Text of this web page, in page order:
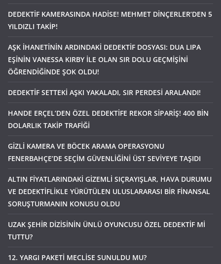
DEDEKTİF KAMERASINDA HADİSE! MEHMET DİNÇERLER’DEN 5
YILDIZLI TAKİP!
AŞK İHANETİNİN ARDINDAKİ DEDEKTİF DOSYASI: DUA LIPA
EŞİNİN VANESSA KIRBY İLE OLAN SIR DOLU GEÇMİŞİNİ
ÖĞRENDİĞİNDE ŞOK OLDU!
DEDEKTİF SETTEKİ AŞKI YAKALADI, SIR PERDESİ ARALANDI!
HANDE ERÇEL’DEN ÖZEL DEDEKTİFE REKOR SİPARİŞ! 400 BİN
DOLARLIK TAKİP TRAFİĞİ
GİZLİ KAMERA VE BÖCEK ARAMA OPERASYONU
FENERBAHÇE’DE SEÇİM GÜVENLİĞİNİ ÜST SEVİYEYE TAŞIDI
ALTIN FİYATLARINDAKİ GİZEMLİ SIÇRAYIŞLAR, HAVA DURUMU
VE DEDEKTİFLİKLE YÜRÜTÜLEN ULUSLARARASI BİR FİNANSAL
SORUŞTURMANIN KONUSU OLDU
UZAK ŞEHİR DİZİSİNİN ÜNLÜ OYUNCUSU ÖZEL DEDEKTİF Mİ
TUTTU?
12. YARGI PAKETİ MECLİSE SUNULDU MU?